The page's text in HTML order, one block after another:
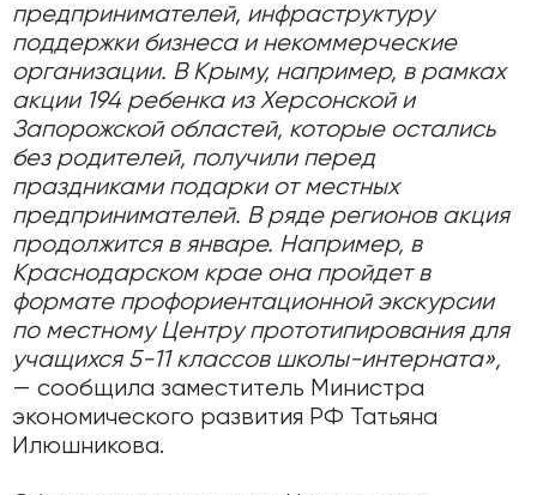
предпринимателей, инфраструктуру
поддержки бизнеса и некоммерческие
организации. В Крыму, например, в рамках
акции 194 ребенка из Херсонской и
Запорожской областей, которые остались
без родителей, получили перед
праздниками подарки от местных
предпринимателей. В ряде регионов акция
продолжится в январе. Например, в
Краснодарском крае она пройдет в
формате профориентационной экскурсии
по местному Центру прототипирования для
учащихся 5-11 классов школы-интерната»,
— сообщила заместитель Министра
экономического развития РФ Татьяна
Илюшникова.